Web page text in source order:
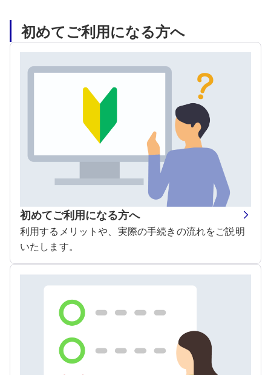
初めてご利用になる方へ
初めてご利用になる方へ
利用するメリットや、実際の手続きの流れをご説明
いたします。